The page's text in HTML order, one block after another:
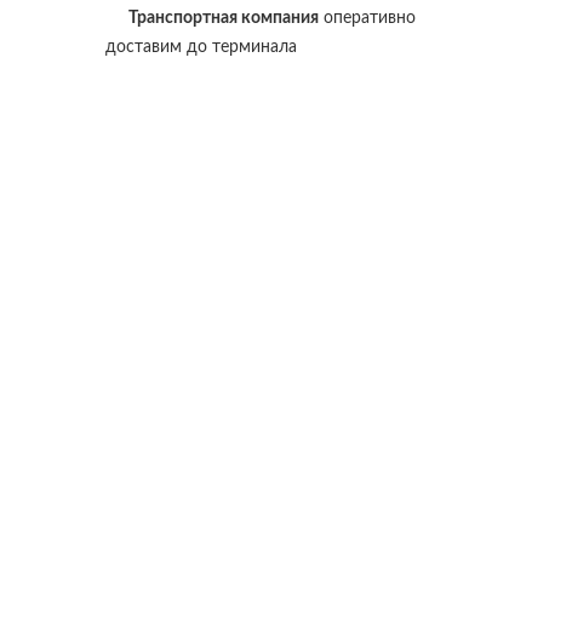
Транспортная компания оперативно
доставим до терминала